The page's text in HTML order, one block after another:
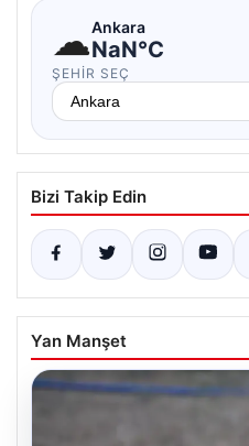
☁Ankara
NaN°C
ŞEHIR SEÇ
Bizi Takip Edin
Yan Manşet